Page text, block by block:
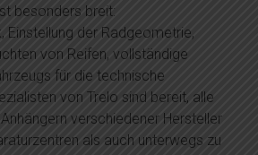
besonders breit:
Einstellung der Radgeometrie,
von Reifen, vollständige
für die technische
von Trelo sind bereit, alle
verschiedener Hersteller
als auch unterwegs zu